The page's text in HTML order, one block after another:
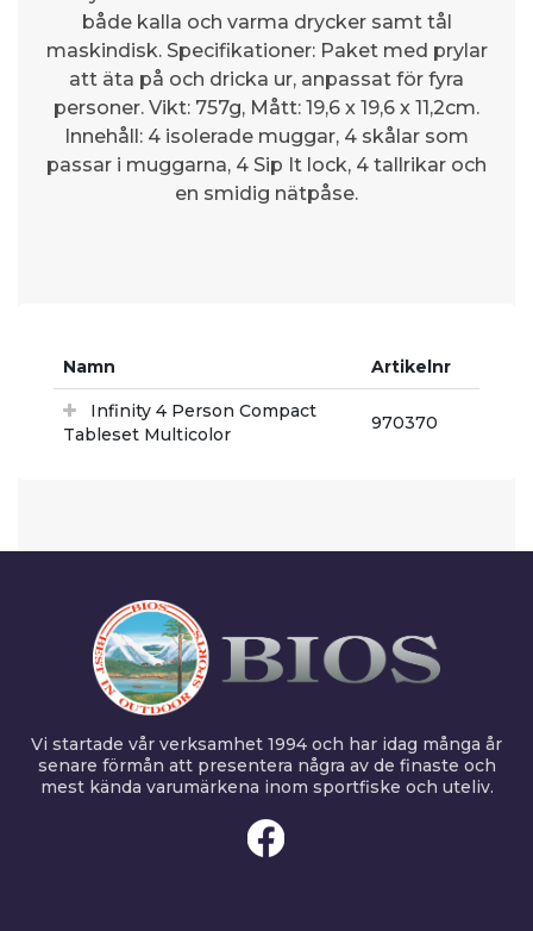
både kalla och varma drycker samt tål
maskindisk. Specifikationer: Paket med prylar
att äta på och dricka ur, anpassat för fyra
personer. Vikt: 757g, Mått: 19,6 x 19,6 x 11,2cm.
Innehåll: 4 isolerade muggar, 4 skålar som
passar i muggarna, 4 Sip It lock, 4 tallrikar och
en smidig nätpåse.
Namn Artikelnr
Infinity 4 Person Compact
Tableset Multicolor
970370
Vi startade vår verksamhet 1994 och har idag många år
senare förmån att presentera några av de finaste och
mest kända varumärkena inom sportfiske och uteliv.